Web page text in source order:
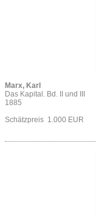
Marx, Karl
Das Kapital. Bd. II und III
1885
Schätzpreis 1.000 EUR